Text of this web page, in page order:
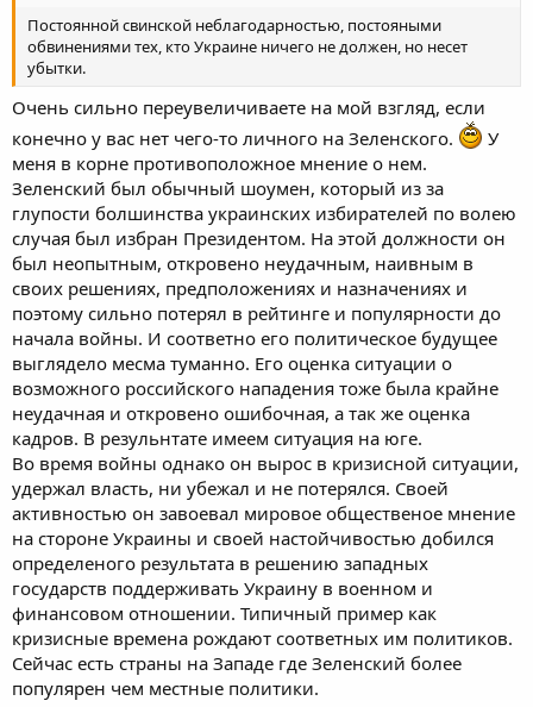
Постоянной свинской неблагодарностью, постояными
обвинениями тех, кто Украине ничего не должен, но несет
убытки.
Очень сильно переувеличиваете на мой взгляд, если
конечно у вас нет чего-то личного на Зеленского.
У
меня в корне противоположное мнение о нем.
Зеленский был обычный шоумен, который из за
глупости болшинства украинских избирателей по волею
случая был избран Президентом. На этой должности он
был неопытным, откровено неудачным, наивным в
своих решениях, предположениях и назначениях и
поэтому сильно потерял в рейтинге и популярности до
начала войны. И соответно его политическое будущее
выглядело месма туманно. Его оценка ситуации о
возможного российского нападения тоже была крайне
неудачная и откровено ошибочная, а так же оценка
кадров. В резульнтате имеем ситуация на юге.
Во время войны однако он вырос в кризисной ситуации,
удержал власть, ни убежал и не потерялся. Своей
активностью он завоевал мировое общественое мнение
на стороне Украины и своей настойчивостью добился
определеного результата в решению западных
государств поддерживать Украину в военном и
финансовом отношении. Типичный пример как
кризисные времена рождают соответных им политиков.
Сейчас есть страны на Западе где Зеленский более
популярен чем местные политики.